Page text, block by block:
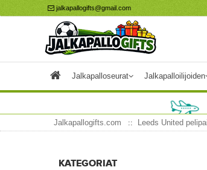
jalkapallogifts@gmail.com
Jalkapalloseurat Jalkapalloilijoiden
Jalkapallogifts.com Leeds United
KATEGORIAT